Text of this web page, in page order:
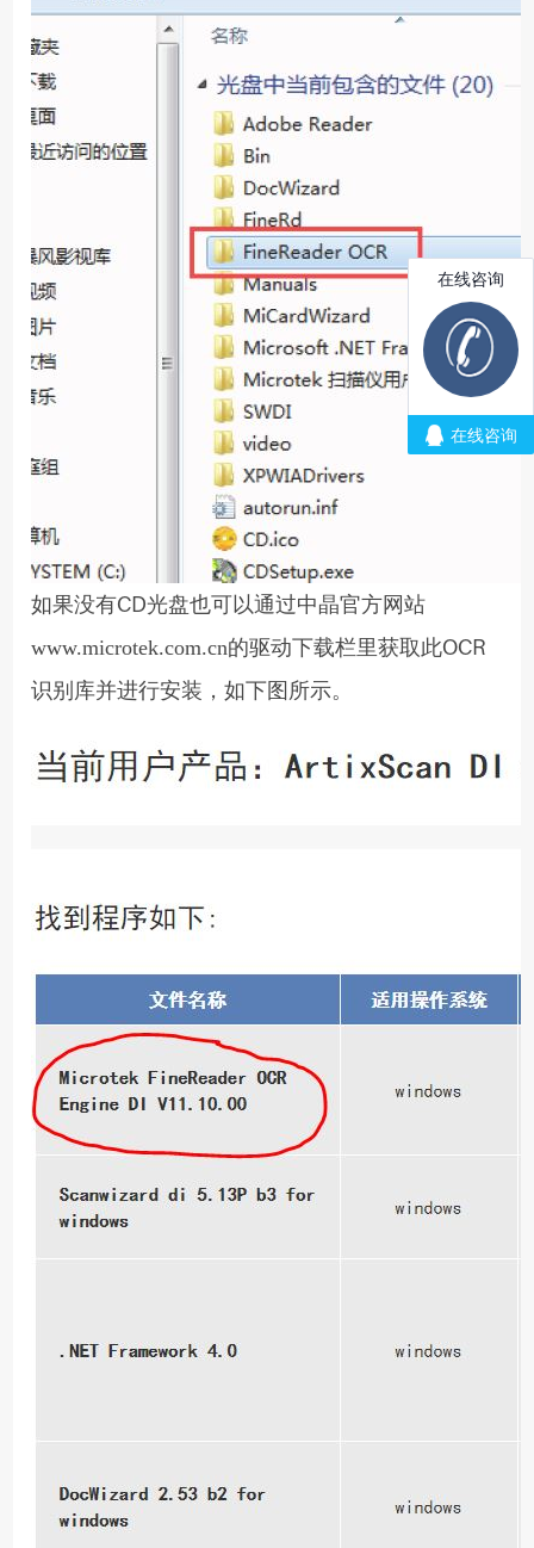
如果没有CD光盘也可以通过中晶官方网站
www.microtek.com.cn的驱动下载栏里获取此OCR
识别库并进行安装，如下图所示。